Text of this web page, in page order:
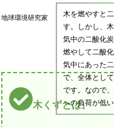
地球環境研究家
木を燃やすと
す。しかし、
気中の二酸化
燃やして二酸
気中にあった
で、全体とし
です。なので
への負荷が低
木くずとは。